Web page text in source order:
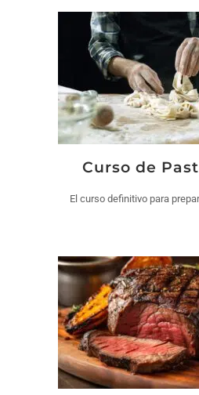
Curso de
El curso definitivo para